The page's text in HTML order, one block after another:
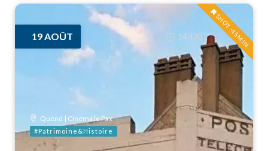
SHOT -45MIN
19AOÛT 14H30
Quend | Cinéma le Pax
#Patrimoine&Histoire